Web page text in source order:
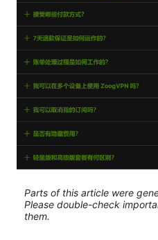
Parts of this article were
Please double-check
them.